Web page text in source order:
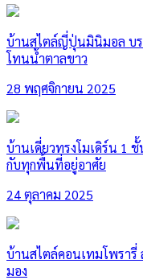
บ้านสไตล์ญี่ปุ่นมินิมอล บ
โทนน้ำตาลขาว
28 พฤศจิกายน 2025
บ้านเดี่ยวทรงโมเดิร์น 1
กับทุกพื้นที่อยู่อาศัย
24 ตุลาคม 2025
บ้านสไตล์คอนเทมโพรา
มอง